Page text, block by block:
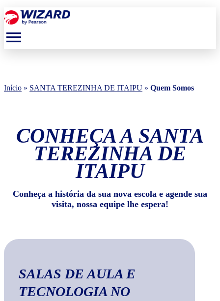
menu
Início » SANTA TEREZINHA DE ITAIPU » Quem Somos
CONHEÇA A SANTA
TEREZINHA DE
ITAIPU
Conheça a história da sua nova escola e agende sua
visita, nossa equipe lhe espera!
SALAS DE AULA E
TECNOLOGIANO